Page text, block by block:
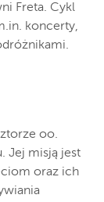
Freta. Cykl
koncerty,
oo.
Jej misją jest
oraz ich